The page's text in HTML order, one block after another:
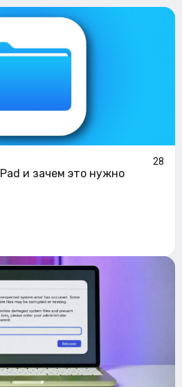
28
и зачем это нужно